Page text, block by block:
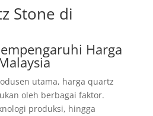
Stone di
Harga
utama, harga quartz
oleh berbagai faktor.
produksi, hingga